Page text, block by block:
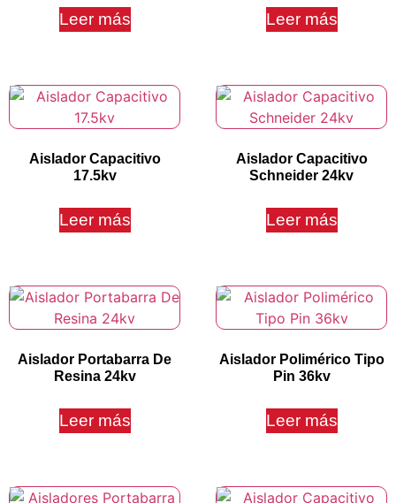
Leer más Leer más
Aislador Capacitivo
17.5kv
Leer más
Aislador Capacitivo
Schneider 24kv
Leer más
Aislador Portabarra De
Resina 24kv
Leer más
Aislador Polimérico Tipo
Pin 36kv
Leer más